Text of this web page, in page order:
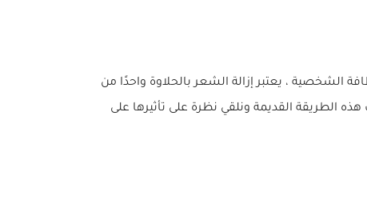
الشخصية ، يعتبر إزالة الشعر بالحلاوة واحدًا من
الطريقة القديمة ونلقي نظرة على تأثيرها على